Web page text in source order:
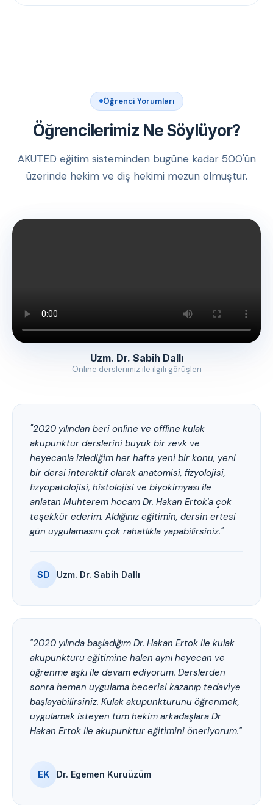
Öğrenci Yorumları
Öğrencilerimiz Ne Söylüyor?
AKUTED eğitim sisteminden bugüne kadar 500'ün
üzerinde hekim ve diş hekimi mezun olmuştur.
Uzm. Dr. Sabih Dallı
Online derslerimiz ile ilgili görüşleri
"2020 yılından beri online ve offline kulak
akupunktur derslerini büyük bir zevk ve
heyecanla izlediğim her hafta yeni bir konu, yeni
bir dersi interaktif olarak anatomisi, fizyolojisi,
fizyopatolojisi, histolojisi ve biyokimyası ile
anlatan Muhterem hocam Dr. Hakan Ertok'a çok
teşekkür ederim. Aldığınız eğitimin, dersin ertesi
gün uygulamasını çok rahatlıkla yapabilirsiniz."
SD Uzm. Dr. Sabih Dallı
"2020 yılında başladığım Dr. Hakan Ertok ile kulak
akupunkturu eğitimine halen aynı heyecan ve
öğrenme aşkı ile devam ediyorum. Derslerden
sonra hemen uygulama becerisi kazanıp tedaviye
başlayabilirsiniz. Kulak akupunkturunu öğrenmek,
uygulamak isteyen tüm hekim arkadaşlara Dr
Hakan Ertok ile akupunktur eğitimini öneriyorum."
EK Dr. Egemen Kuruüzüm